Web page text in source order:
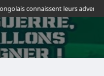
leurs adversaires en Afrique